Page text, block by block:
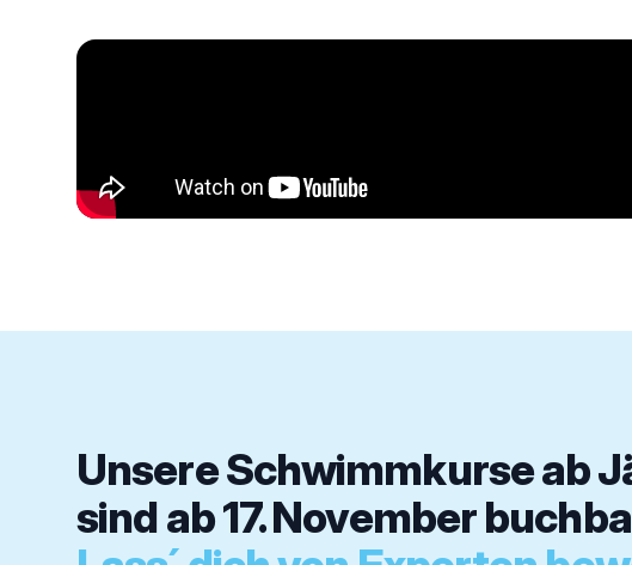
Unsere Schwimmkurse ab
sind ab 17. November